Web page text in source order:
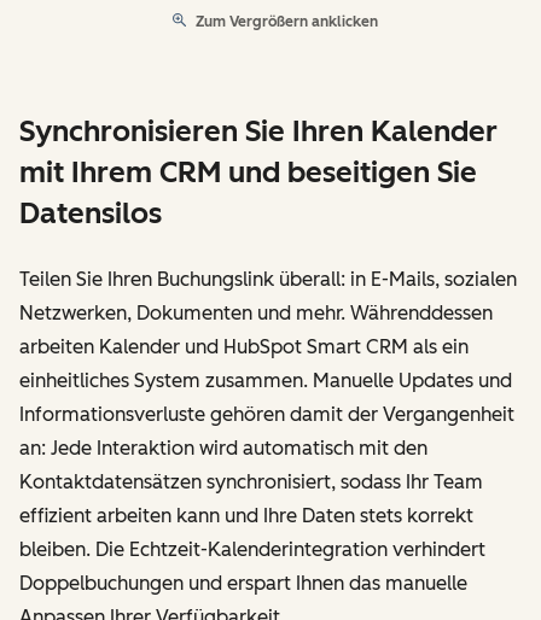
Zum Vergrößern anklicken
Synchronisieren Sie Ihren Kalender
mit Ihrem CRM und beseitigen Sie
Datensilos
Teilen Sie Ihren Buchungslink überall: in E-Mails, sozialen
Netzwerken, Dokumenten und mehr. Währenddessen
arbeiten Kalender und HubSpot Smart CRM als ein
einheitliches System zusammen. Manuelle Updates und
Informationsverluste gehören damit der Vergangenheit
an: Jede Interaktion wird automatisch mit den
Kontaktdatensätzen synchronisiert, sodass Ihr Team
effizient arbeiten kann und Ihre Daten stets korrekt
bleiben. Die Echtzeit-Kalenderintegration verhindert
Doppelbuchungen und erspart Ihnen das manuelle